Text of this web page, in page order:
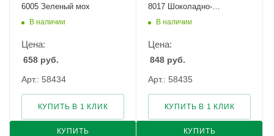
6005 Зеленый мох
В наличии
Цена:
658 руб.
Арт.: 58434
КУПИТЬ
КУПИТЬ В 1 КЛИК
8017 Шоколадно-
коричневый
В наличии
Цена:
848 руб.
Арт.: 58435
КУПИТЬ
КУПИТЬ В 1 КЛИК